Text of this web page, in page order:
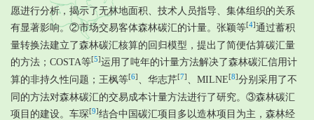
愿进行分析，揭示了无林地面积、技术人员指导、集体组织的关系
有显著影响。②市场交易客体森林碳汇的计量。张颖等[4]通过蓄积
量转换法建立了森林碳汇核算的回归模型，提出了简便估算碳汇量
的方法；COSTA等[5]运用了吨年的计量方法解决了森林碳汇信用计
算的非持久性问题；王枫等[6] 、华志芹[7] 、MILNE[8]分别采用了不
同的方法对森林碳汇的交易成本计量方法进行了研究。③森林碳汇
项目的建设。车琛[9]结合中国碳汇项目多以造林项目为主，森林经